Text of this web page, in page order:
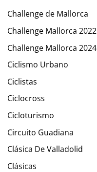
Challenge de Mallorca
Challenge Mallorca 2022
Challenge Mallorca 2024
Ciclismo Urbano
Ciclistas
Ciclocross
Cicloturismo
Circuito Guadiana
Clásica De Valladolid
Clásicas